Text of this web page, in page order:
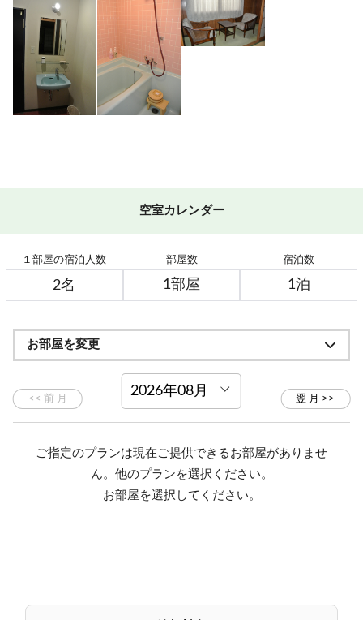
空室カレンダー
１部屋の宿泊人数 部屋数 宿泊数
お部屋を変更
ご指定のプランは現在ご提供できるお部屋がありませ
ん。他のプランを選択ください。
お部屋を選択してください。